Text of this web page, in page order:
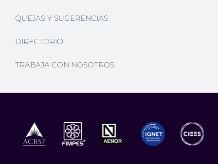
QUEJAS Y SUGERENCIAS
DIRECTORIO
TRABAJA CON NOSOTROS